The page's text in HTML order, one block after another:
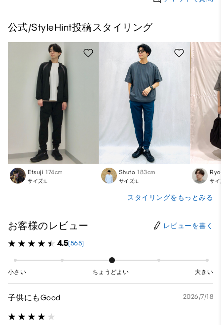
公式/StyleHint投稿スタイリング
Etsuji 174cm
サイズ:L
Shuto 183cm
サイズ:L サ
スタイリングをもっとみる
お客様のレビュー レビューを書く
4.5(565)
小さい ちょうどよい 大きい
子供にもGood 2026/7/18